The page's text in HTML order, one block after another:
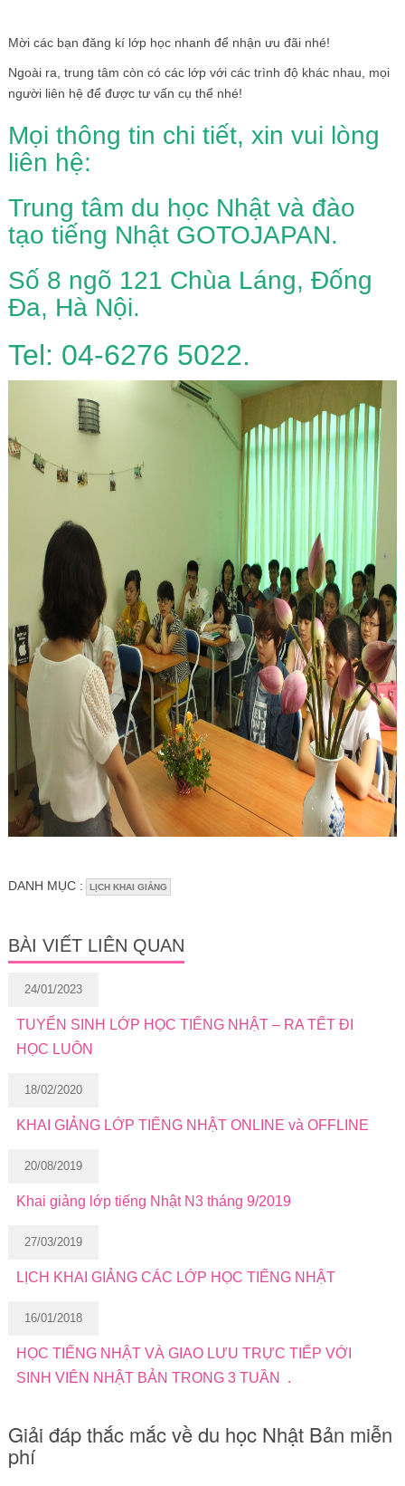
Mời các bạn đăng kí lớp học nhanh để nhận ưu đãi nhé!
Ngoài ra, trung tâm còn có các lớp với các trình độ khác nhau, mọi
người liên hệ để được tư vấn cụ thể nhé!
Mọi thông tin chi tiết, xin vui lòng
liên hệ:
Trung tâm du học Nhật và đào
tạo tiếng Nhật GOTOJAPAN.
Số 8 ngõ 121 Chùa Láng, Đống
Đa, Hà Nội.
Tel: 04-6276 5022.
DANH MỤC : LỊCH KHAI GIẢNG
BÀI VIẾT LIÊN QUAN
24/01/2023
TUYỂN SINH LỚP HỌC TIẾNG NHẬT – RA TẾT ĐI
HỌC LUÔN
18/02/2020
KHAI GIẢNG LỚP TIẾNG NHẬT ONLINE và OFFLINE
20/08/2019
Khai giảng lớp tiếng Nhật N3 tháng 9/2019
27/03/2019
LỊCH KHAI GIẢNG CÁC LỚP HỌC TIẾNG NHẬT
16/01/2018
HỌC TIẾNG NHẬT VÀ GIAO LƯU TRỰC TIẾP VỚI
SINH VIÊN NHẬT BẢN TRONG 3 TUẦN .
Giải đáp thắc mắc về du học Nhật Bản miễn
phí